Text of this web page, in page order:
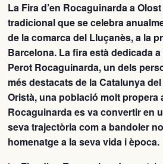
La Fira d’en Rocaguinarda a
tradicional que se celebra
de la comarca del Lluçanès, a la
Barcelona. La fira està dedicada
Perot Rocaguinarda, un dels
més destacats de la Catalunya
Oristà, una població molt propera
Rocaguinarda es va convertir en
seva trajectòria com a bandoler
homenatge a la seva vida i època.